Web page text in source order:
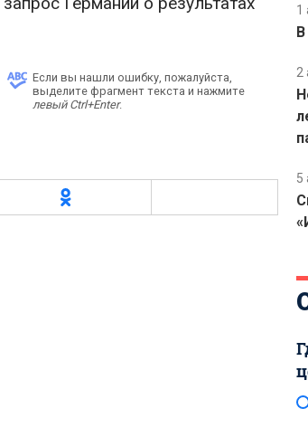
Если вы нашли ошибку, пожалуйста,
выделите фрагмент текста и нажмите
левый Ctrl+Enter.
1
2
5